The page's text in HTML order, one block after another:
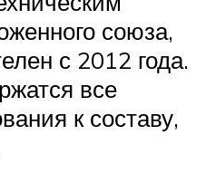
союза,
с 2012 года.
все
к составу,